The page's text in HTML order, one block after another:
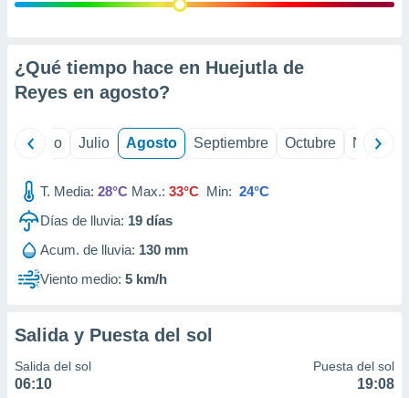
e
mediante
publicidad
de
1199
¿Qué tiempo hace en Huejutla de
Reyes en agosto?
Junio Julio Agosto Septiembre Octubre
T. Media: 28°C Max.: 33°C Min: 24°C
Días de lluvia: 19 días
Acum. de lluvia: 130 mm
Viento medio: 5 km/h
Salida y Puesta del sol
Salida del sol
06:10
Puesta del sol
19:08